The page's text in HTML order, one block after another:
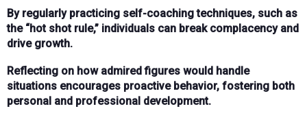
By regularly practicing self-coaching techniques, such as
the “hot shot rule,” individuals can break complacency and
drive growth.
Reflecting on how admired figures would handle
situations encourages proactive behavior, fostering both
personal and professional development.